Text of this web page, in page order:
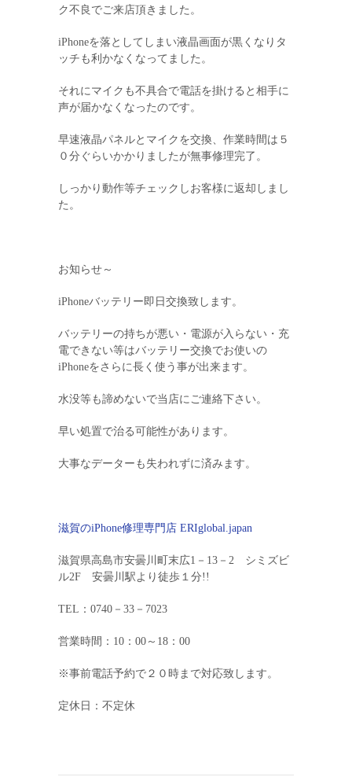
ク不良でご来店頂きました。
iPhoneを落としてしまい液晶画面が黒くなりタ
ッチも利かなくなってました。
それにマイクも不具合で電話を掛けると相手に
声が届かなくなったのです。
早速液晶パネルとマイクを交換、作業時間は５
０分ぐらいかかりましたが無事修理完了。
しっかり動作等チェックしお客様に返却しまし
た。
お知らせ～
iPhoneバッテリー即日交換致します。
バッテリーの持ちが悪い・電源が入らない・充
電できない等はバッテリー交換でお使いの
iPhoneをさらに長く使う事が出来ます。
水没等も諦めないで当店にご連絡下さい。
早い処置で治る可能性があります。
大事なデーターも失われずに済みます。
滋賀のiPhone修理専門店 ERIglobal.japan
滋賀県高島市安曇川町末広1－13－2 シミズビ
ル2F 安曇川駅より徒歩１分!!
TEL：0740－33－7023
営業時間：10：00～18：00
※事前電話予約で２０時まで対応致します。
定休日：不定休